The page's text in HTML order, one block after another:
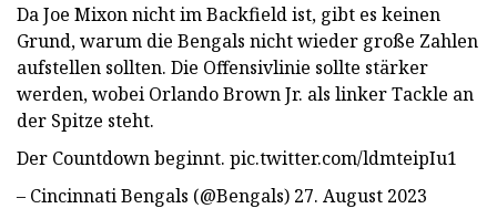
Da Joe Mixon nicht im Backfield ist, gibt es keinen
Grund, warum die Bengals nicht wieder große Zahlen
aufstellen sollten. Die Offensivlinie sollte stärker
werden, wobei Orlando Brown Jr. als linker Tackle an
der Spitze steht.
Der Countdown beginnt. pic.twitter.com/ldmteipIu1
– Cincinnati Bengals (@Bengals) 27. August 2023